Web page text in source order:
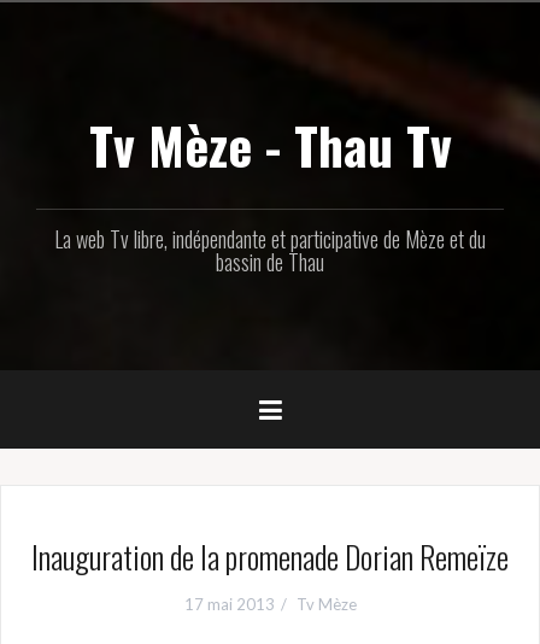
Tv Mèze - Thau Tv
La web Tv libre, indépendante et participative de Mèze et du
bassin de Thau
Inauguration de la promenade Dorian Remeïze
17 mai 2013 Tv Mèze